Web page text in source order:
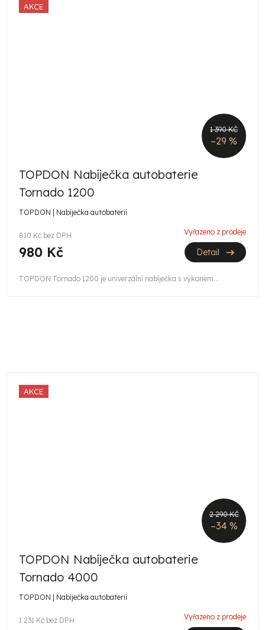
AKCE
1 390 KČ
–29 %
TOPDON Nabíječka autobaterie
Tornado 1200
TOPDON | Nabíječka autobaterií
810 Kč bez DPH
980 Kč
Vyřazeno z prodeje
Detail
TOPDON Tornado 1200 je univerzální nabíječka s výkonem...
AKCE
2 290 KČ
–34 %
TOPDON Nabíječka autobaterie
Tornado 4000
TOPDON | Nabíječka autobaterií
1 231 Kč bez DPH Vyřazeno z prodeje